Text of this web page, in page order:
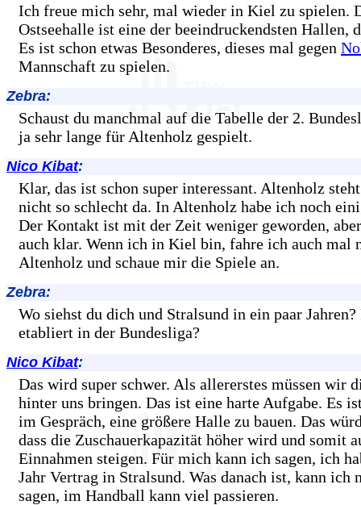
Ich freue mich sehr, mal wieder in Kiel zu spielen.
Ostseehalle ist eine der beeindruckendsten Hallen,
Es ist schon etwas Besonderes, dieses mal gegen
Mannschaft zu spielen.
Zebra:
Schaust du manchmal auf die Tabelle der 2.
ja sehr lange für Altenholz gespielt.
Nico Kibat:
Klar, das ist schon super interessant. Altenholz
nicht so schlecht da. In Altenholz habe ich noch
Der Kontakt ist mit der Zeit weniger geworden,
auch klar. Wenn ich in Kiel bin, fahre ich auch mal
Altenholz und schaue mir die Spiele an.
Zebra:
Wo siehst du dich und Stralsund in ein paar Jahren?
etabliert in der Bundesliga?
Nico Kibat:
Das wird super schwer. Als allererstes müssen wir
hinter uns bringen. Das ist eine harte Aufgabe. Es
im Gespräch, eine größere Halle zu bauen. Das
dass die Zuschauerkapazität höher wird und somit
Einnahmen steigen. Für mich kann ich sagen, ich
Jahr Vertrag in Stralsund. Was danach ist, kann ich
sagen, im Handball kann viel passieren.